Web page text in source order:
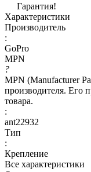
Гарантия!
Характеристики
Производитель
:
GoPro
MPN
?
MPN (Manufacturer
производителя. Его
товара.
:
ant22932
Тип
:
Крепление
Все характеристики